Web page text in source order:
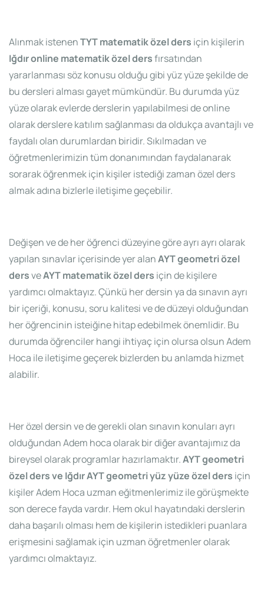
Alınmak istenenTYT matematik özel ders için kişilerin
Iğdır online matematik özel dersfırsatından
yararlanması söz konusu olduğu gibi yüz yüze şekilde de
bu dersleri alması gayet mümkündür. Bu durumda yüz
yüze olarak evlerde derslerin yapılabilmesi de online
olarak derslere katılım sağlanması da oldukça avantajlı ve
faydalı olan durumlardan biridir. Sıkılmadan ve
öğretmenlerimizin tüm donanımından faydalanarak
sorarak öğrenmek için kişiler istediği zaman özel ders
almak adına bizlerle iletişime geçebilir.
Değişen ve de her öğrenci düzeyine göre ayrı ayrı olarak
yapılan sınavlar içerisinde yer alanAYT geometri özel
dersveAYT matematik özel ders için de kişilere
yardımcı olmaktayız. Çünkü her dersin ya da sınavın ayrı
bir içeriği, konusu, soru kalitesi ve de düzeyi olduğundan
her öğrencinin isteiğine hitap edebilmek önemlidir. Bu
durumda öğrenciler hangi ihtiyaç için olursa olsun Adem
Hoca ile iletişime geçerek bizlerden bu anlamda hizmet
alabilir.
Her özel dersin ve de gerekli olan sınavın konuları ayrı
olduğundan Adem hoca olarak bir diğer avantajımız da
bireysel olarak programlar hazırlamaktır.AYT geometri
özel ders ve Iğdır AYT geometri yüz yüze özel ders için
kişiler Adem Hoca uzman eğitmenlerimiz ile görüşmekte
son derece fayda vardır. Hem okul hayatındaki derslerin
daha başarılı olması hem de kişilerin istedikleri puanlara
erişmesini sağlamak için uzman öğretmenler olarak
yardımcı olmaktayız.